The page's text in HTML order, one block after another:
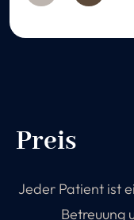
Preis
Jeder Patient ist
Betreuung